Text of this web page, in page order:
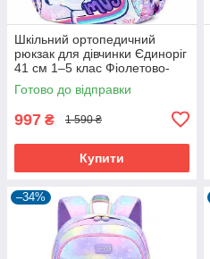
Шкільний ортопедичний
рюкзак для дівчинки Єдиноріг
41 см 1–5 клас Фіолетово-
рожевий (61144)
Готово до відправки
997 ₴ 1 590 ₴
Купити
–34%